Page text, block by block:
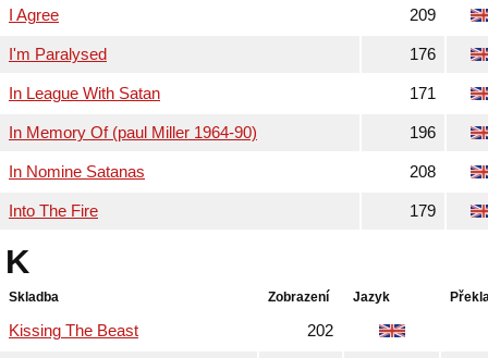
I Agree 209
I'm Paralysed 176
In League With Satan 171
In Memory Of (paul Miller 1964-90) 196
In Nomine Satanas 208
Into The Fire 179
K
Skladba Zobrazení Jazyk
Kissing The Beast 202